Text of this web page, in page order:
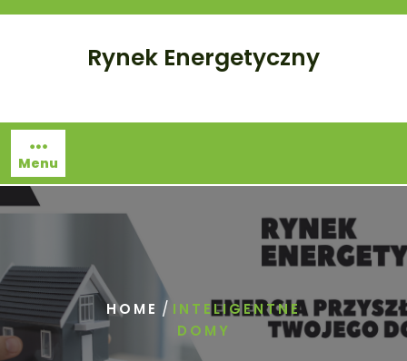
Skip
Rynek Energetyczny
Menu
HOME / INTELIGENTNE
DOMY